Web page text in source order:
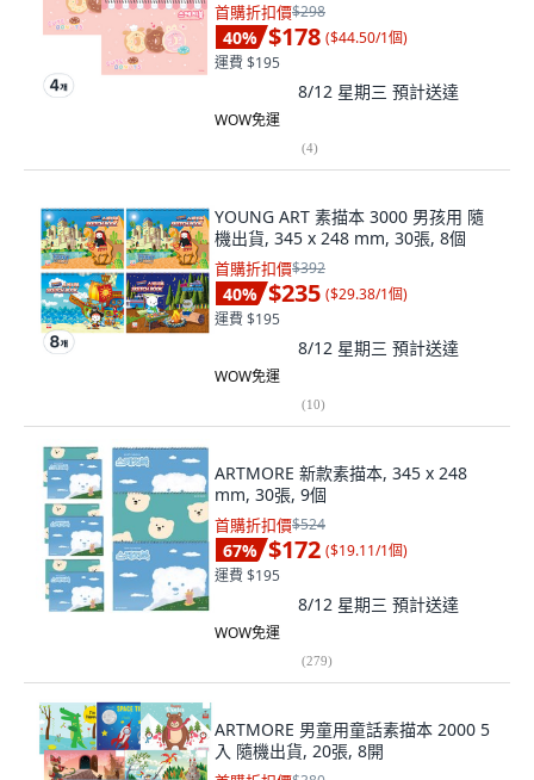
首購折扣價$298
40% $178 ($44.50/1個)
運費 $195
8/12 星期三 預計送達
WOW免運
(4)
YOUNG ART 素描本 3000 男孩用 隨
機出貨, 345 x 248 mm, 30張, 8個
首購折扣價$392
40% $235 ($29.38/1個)
運費 $195
8/12 星期三 預計送達
WOW免運
(10)
ARTMORE 新款素描本, 345 x 248
mm, 30張, 9個
首購折扣價$524
67% $172 ($19.11/1個)
運費 $195
8/12 星期三 預計送達
WOW免運
(279)
ARTMORE 男童用童話素描本 2000 5
入 隨機出貨, 20張, 8開